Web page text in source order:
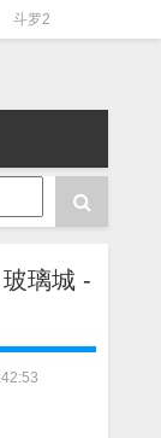
斗罗2
璃城 -